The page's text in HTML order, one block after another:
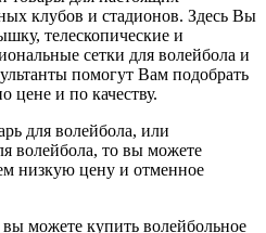
клубов и стадионов. Здесь Вы
телескопические и
сетки для волейбола и
помогут Вам подобрать
цене и по качеству.
для волейбола, или
волейбола, то вы можете
низкую цену и отменное
можете купить волейбольное